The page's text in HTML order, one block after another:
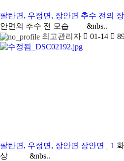
팔탄면, 우정면, 장안면 추수 전의
안면의 추수 전 모습 &nbs..
최고관리자
01-14
팔탄면, 우정면, 장안면 장안면 1
상 &nbs..